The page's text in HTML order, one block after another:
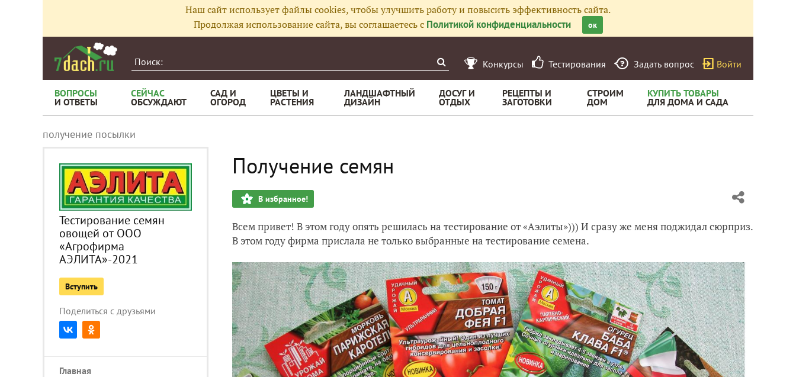
Наш сайт использует файлы cookies, чтобы улучшить работу и повысить эффективность сайта.
Продолжая использование сайта, вы соглашаетесь с Политикой конфиденциальности ок
Конкурсы Тестирования Задать вопрос Войти
ВОПРОСЫ
И ОТВЕТЫ
СЕЙЧАС
ОБСУЖДАЮТ
САД И
ОГОРОД
ЦВЕТЫ И
РАСТЕНИЯ
ЛАНДШАФТНЫЙ
ДИЗАЙН
ДОСУГ И
ОТДЫХ
РЕЦЕПТЫ И
ЗАГОТОВКИ
СТРОИМ
ДОМ
КУПИТЬ ТОВАРЫ
ДЛЯ ДОМА И САДА
получение посылки
Тестирование семян
овощей от ООО
«Агрофирма
АЭЛИТА»-2021
Вступить
Поделиться с друзьями
Главная
Получение семян
В избранное!
Всем привет! В этом году опять решилась на тестирование от «Аэлиты»))) И сразу же меня поджидал сюрприз.
В этом году фирма прислала не только выбранные на тестирование семена.